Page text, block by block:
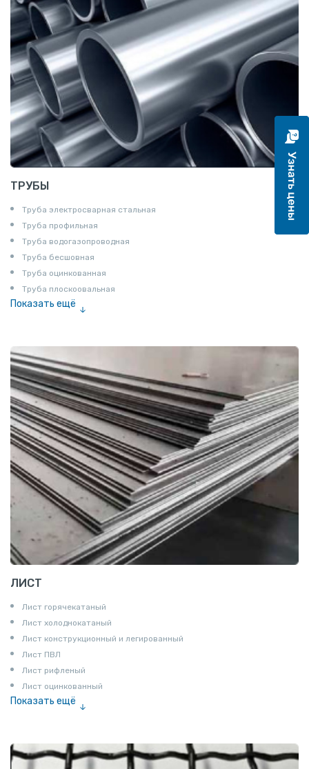
Полукруг
Шпунт Ларсена
ТРУБЫ
Труба электросварная стальная
Труба профильная
Труба водогазопроводная
Труба бесшовная
Труба оцинкованная
Труба плоскоовальная
Показать ещё
ЛИСТ
Лист горячекатаный
Лист холоднокатаный
Лист конструкционный и легированный
Лист ПВЛ
Лист рифленый
Лист оцинкованный
Показать ещё